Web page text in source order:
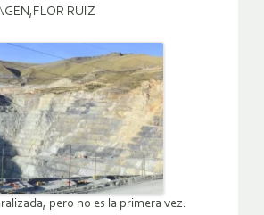
RUIZ
pero no es la primera vez.